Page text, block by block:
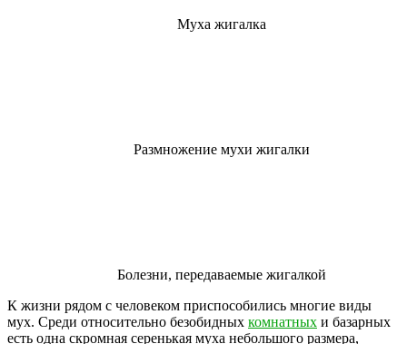
Муха жигалка
Размножение мухи жигалки
Болезни, передаваемые жигалкой
К жизни рядом с человеком приспособились многие виды
мух. Среди относительно безобидных комнатных и базарных
есть одна скромная серенькая муха небольшого размера,